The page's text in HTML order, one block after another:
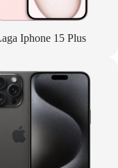
Iphone 15 Plus